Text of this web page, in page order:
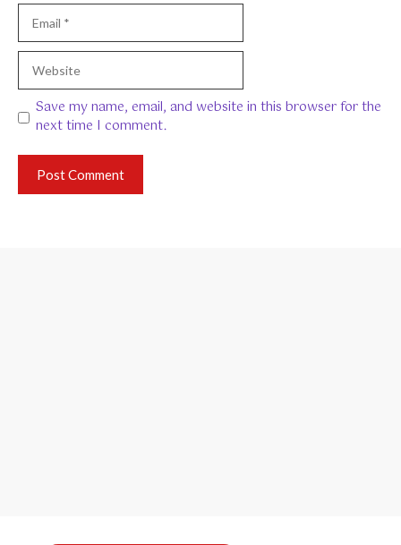
Email
Website
Save my name, email, and website in this browser for the
next time I comment.